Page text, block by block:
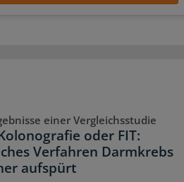
einer Vergleichsstudie
oder FIT:
Verfahren Darmkrebs
aufspürt